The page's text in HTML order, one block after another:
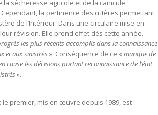
sécheresse agricole et de la canicule.
la pertinence des critères permettant
de l’Intérieur. Dans une circulaire mise en
révision. Elle prend effet dès cette année.
les plus récents accomplis dans la connaissance
et aux sinistrés ». Conséquence de ce « manque de
cause les décisions portant reconnaissance de l’état
».
premier, mis en œuvre depuis 1989, est